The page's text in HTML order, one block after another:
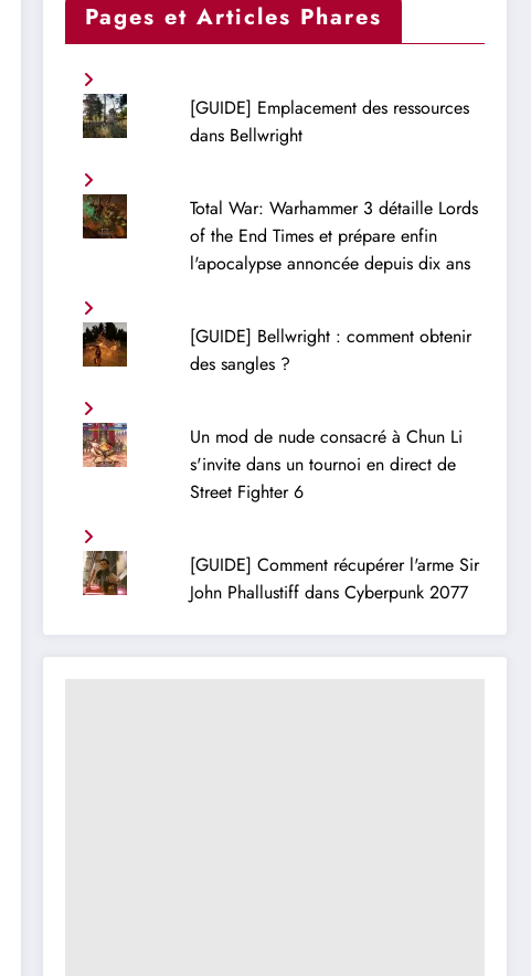
Pages et Articles Phares
[GUIDE] Emplacement des ressources
dans Bellwright
Total War: Warhammer 3 détaille Lords
of the End Times et prépare enfin
l'apocalypse annoncée depuis dix ans
[GUIDE] Bellwright : comment obtenir
des sangles ?
Un mod de nude consacré à Chun Li
s'invite dans un tournoi en direct de
Street Fighter 6
[GUIDE] Comment récupérer l'arme Sir
John Phallustiff dans Cyberpunk 2077